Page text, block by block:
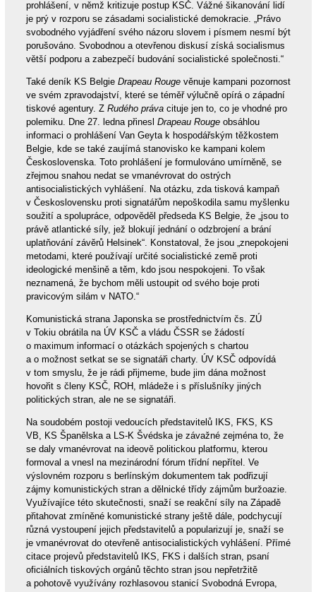
prohlášení, v němž kritizuje postup KSČ. Vážné šikanování lidí
je prý v rozporu se zásadami socialistické demokracie. „Právo
svobodného vyjádření svého názoru slovem i písmem nesmí být
porušováno. Svobodnou a otevřenou diskusí získá socialismus
větší podporu a zabezpečí budování socialistické společnosti.“
Také deník KS Belgie Drapeau Rougevěnuje kampani pozornost
ve svém zpravodajství, které se téměř výlučně opírá o západní
tiskové agentury. Z Rudého právacituje jen to, co je vhodné pro
polemiku. Dne 27. ledna přinesl Drapeau Rougeobsáhlou
informaci o prohlášení Van Geyta k hospodářským těžkostem
Belgie, kde se také zaujímá stanovisko ke kampani kolem
Československa. Toto prohlášení je formulováno umírněně, se
zřejmou snahou nedat se vmanévrovat do ostrých
antisocialistických vyhlášení. Na otázku, zda tisková kampaň
v Československu proti signatářům nepoškodila samu myšlenku
soužití a spolupráce, odpověděl předseda KS Belgie, že „jsou to
právě atlantické síly, jež blokují jednání o odzbrojení a brání
uplatňování závěrů Helsinek“. Konstatoval, že jsou „znepokojeni
metodami, které používají určité socialistické země proti
ideologické menšině a těm, kdo jsou nespokojeni. To však
neznamená, že bychom měli ustoupit od svého boje proti
pravicovým silám v NATO.“
Komunistická strana Japonska se prostřednictvím čs. ZÚ
v Tokiu obrátila na ÚV KSČ a vládu ČSSR se žádostí
o maximum informací o otázkách spojených s chartou
a o možnost setkat se se signatáři charty. ÚV KSČ odpovídá
v tom smyslu, že je rádi přijmeme, bude jim dána možnost
hovořit s členy KSČ, ROH, mládeže i s příslušníky jiných
politických stran, ale ne se signatáři.
Na soudobém postoji vedoucích představitelů IKS, FKS, KS
VB, KS Španělska a LS-K Švédska je závažné zejména to, že
se daly vmanévrovat na ideově politickou platformu, kterou
formoval a vnesl na mezinárodní fórum třídní nepřítel. Ve
výslovném rozporu s berlínským dokumentem tak podřizují
zájmy komunistických stran a dělnické třídy zájmům buržoazie.
Využívajíce této skutečnosti, snaží se reakční síly na Západě
přitahovat zmíněné komunistické strany ještě dále, podchycují
různá vystoupení jejich představitelů a popularizují je, snaží se
je vmanévrovat do otevřeně antisocialistických vyhlášení. Přímé
citace projevů představitelů IKS, FKS i dalších stran, psaní
oficiálních tiskových orgánů těchto stran jsou nepřetržitě
a pohotově využívány rozhlasovou stanicí Svobodná Evropa,